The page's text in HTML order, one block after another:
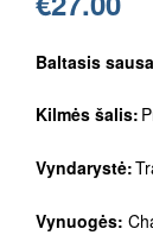
Baltasis
Kilmės šalis:
Vyndarystė:
Vynuogės: